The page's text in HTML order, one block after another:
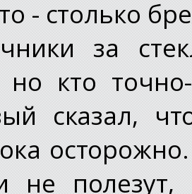
- столько
за
но кто
сказал,
не